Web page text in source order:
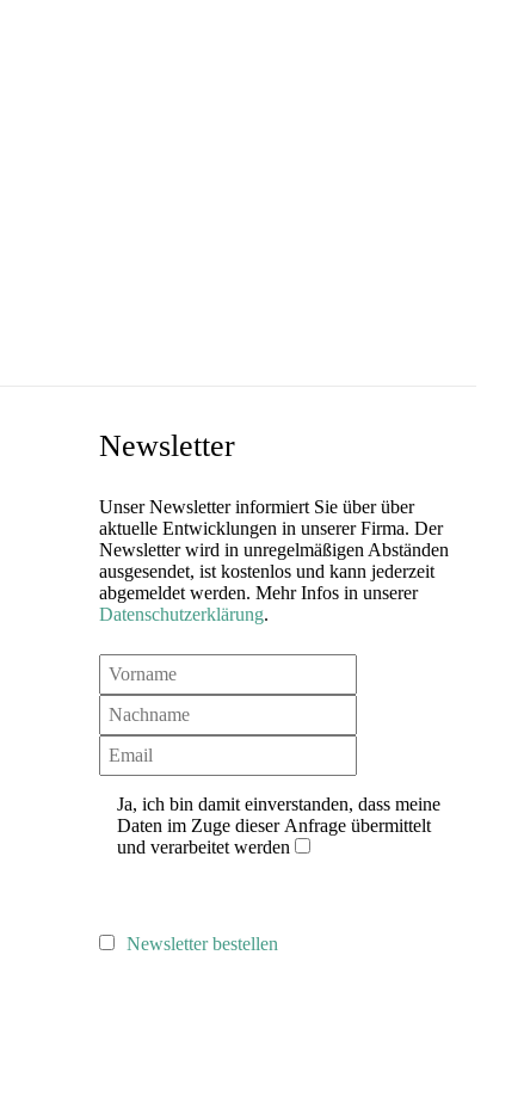
Newsletter
Unser Newsletter informiert Sie über über
aktuelle Entwicklungen in unserer Firma. Der
Newsletter wird in unregelmäßigen Abständen
ausgesendet, ist kostenlos und kann jederzeit
abgemeldet werden. Mehr Infos in unserer
Datenschutzerklärung.
Ja, ich bin damit einverstanden, dass meine
Daten im Zuge dieser Anfrage übermittelt
und verarbeitet werden
Newsletter bestellen